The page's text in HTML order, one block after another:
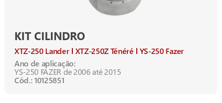
KIT CILINDRO
XTZ-250 Lander XTZ-250Z Ténéré
YS-250 Fazer
Ano de aplicação:
YS-250 FAZER de 2006 até 2015
Cód.: 10125851